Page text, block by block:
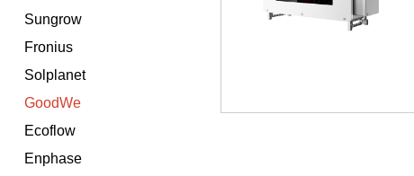
Sungrow
Fronius
Solplanet
GoodWe
Ecoflow
Enphase